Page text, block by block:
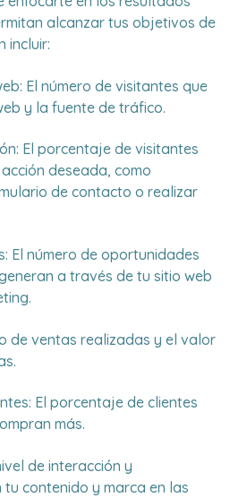
alcanzar tus objetivos de
incluir:
El número de visitantes que
y la fuente de tráfico.
El porcentaje de visitantes
deseada, como
de contacto o realizar
El número de oportunidades
a través de tu sitio web
de ventas realizadas y el valor
El porcentaje de clientes
más.
de interacción y
contenido y marca en las